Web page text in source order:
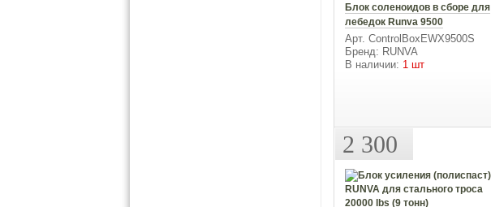
Блок соленоидов в сборе для
лебедок Runva 9500
Арт. ControlBoxEWX9500S
Бренд: RUNVA
В наличии: 1 шт
2 300